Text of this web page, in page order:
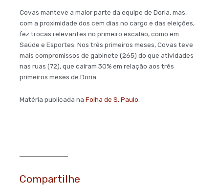
Covas manteve a maior parte da equipe de Doria, mas,
com a proximidade dos cem dias no cargo e das eleições,
fez trocas relevantes no primeiro escalão, como em
Saúde e Esportes. Nos três primeiros meses, Covas teve
mais compromissos de gabinete (265) do que atividades
nas ruas (72), que caíram 30% em relação aos três
primeiros meses de Doria.
Matéria publicada na Folha de S. Paulo
Compartilhe